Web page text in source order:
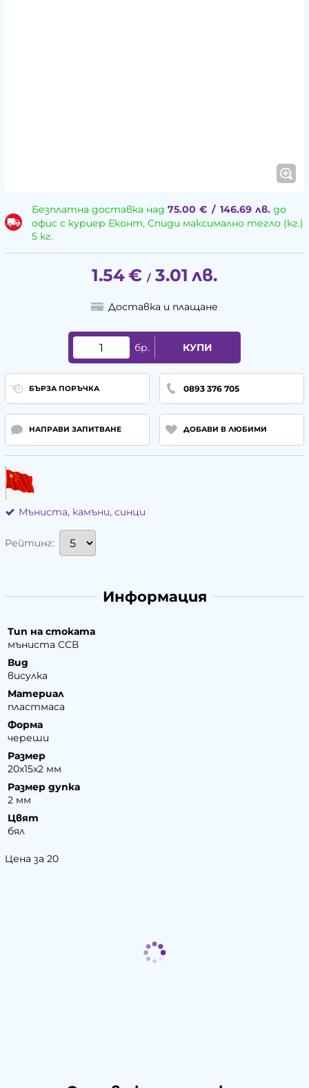
Безплатна доставка над 75.00 € / 146.69 лв.до
офис с куриер Еконт, Спиди максимално тегло (кг.)
5 кг.
1.54€ / 3.01 лв.
Доставка и плащане
бр. КУПИ
БЪРЗА ПОРЪЧКА 0893 376 705
НАПРАВИ ЗАПИТВАНЕ ДОБАВИ В ЛЮБИМИ
Мъниста, камъни, синци
Рейтинг:
Информация
Тип на стоката
мъниста ССВ
Вид
висулка
Материал
пластмаса
Форма
череши
Размер
20х15х2 мм
Размер дупка
2 мм
Цвят
бял
Цена за 20